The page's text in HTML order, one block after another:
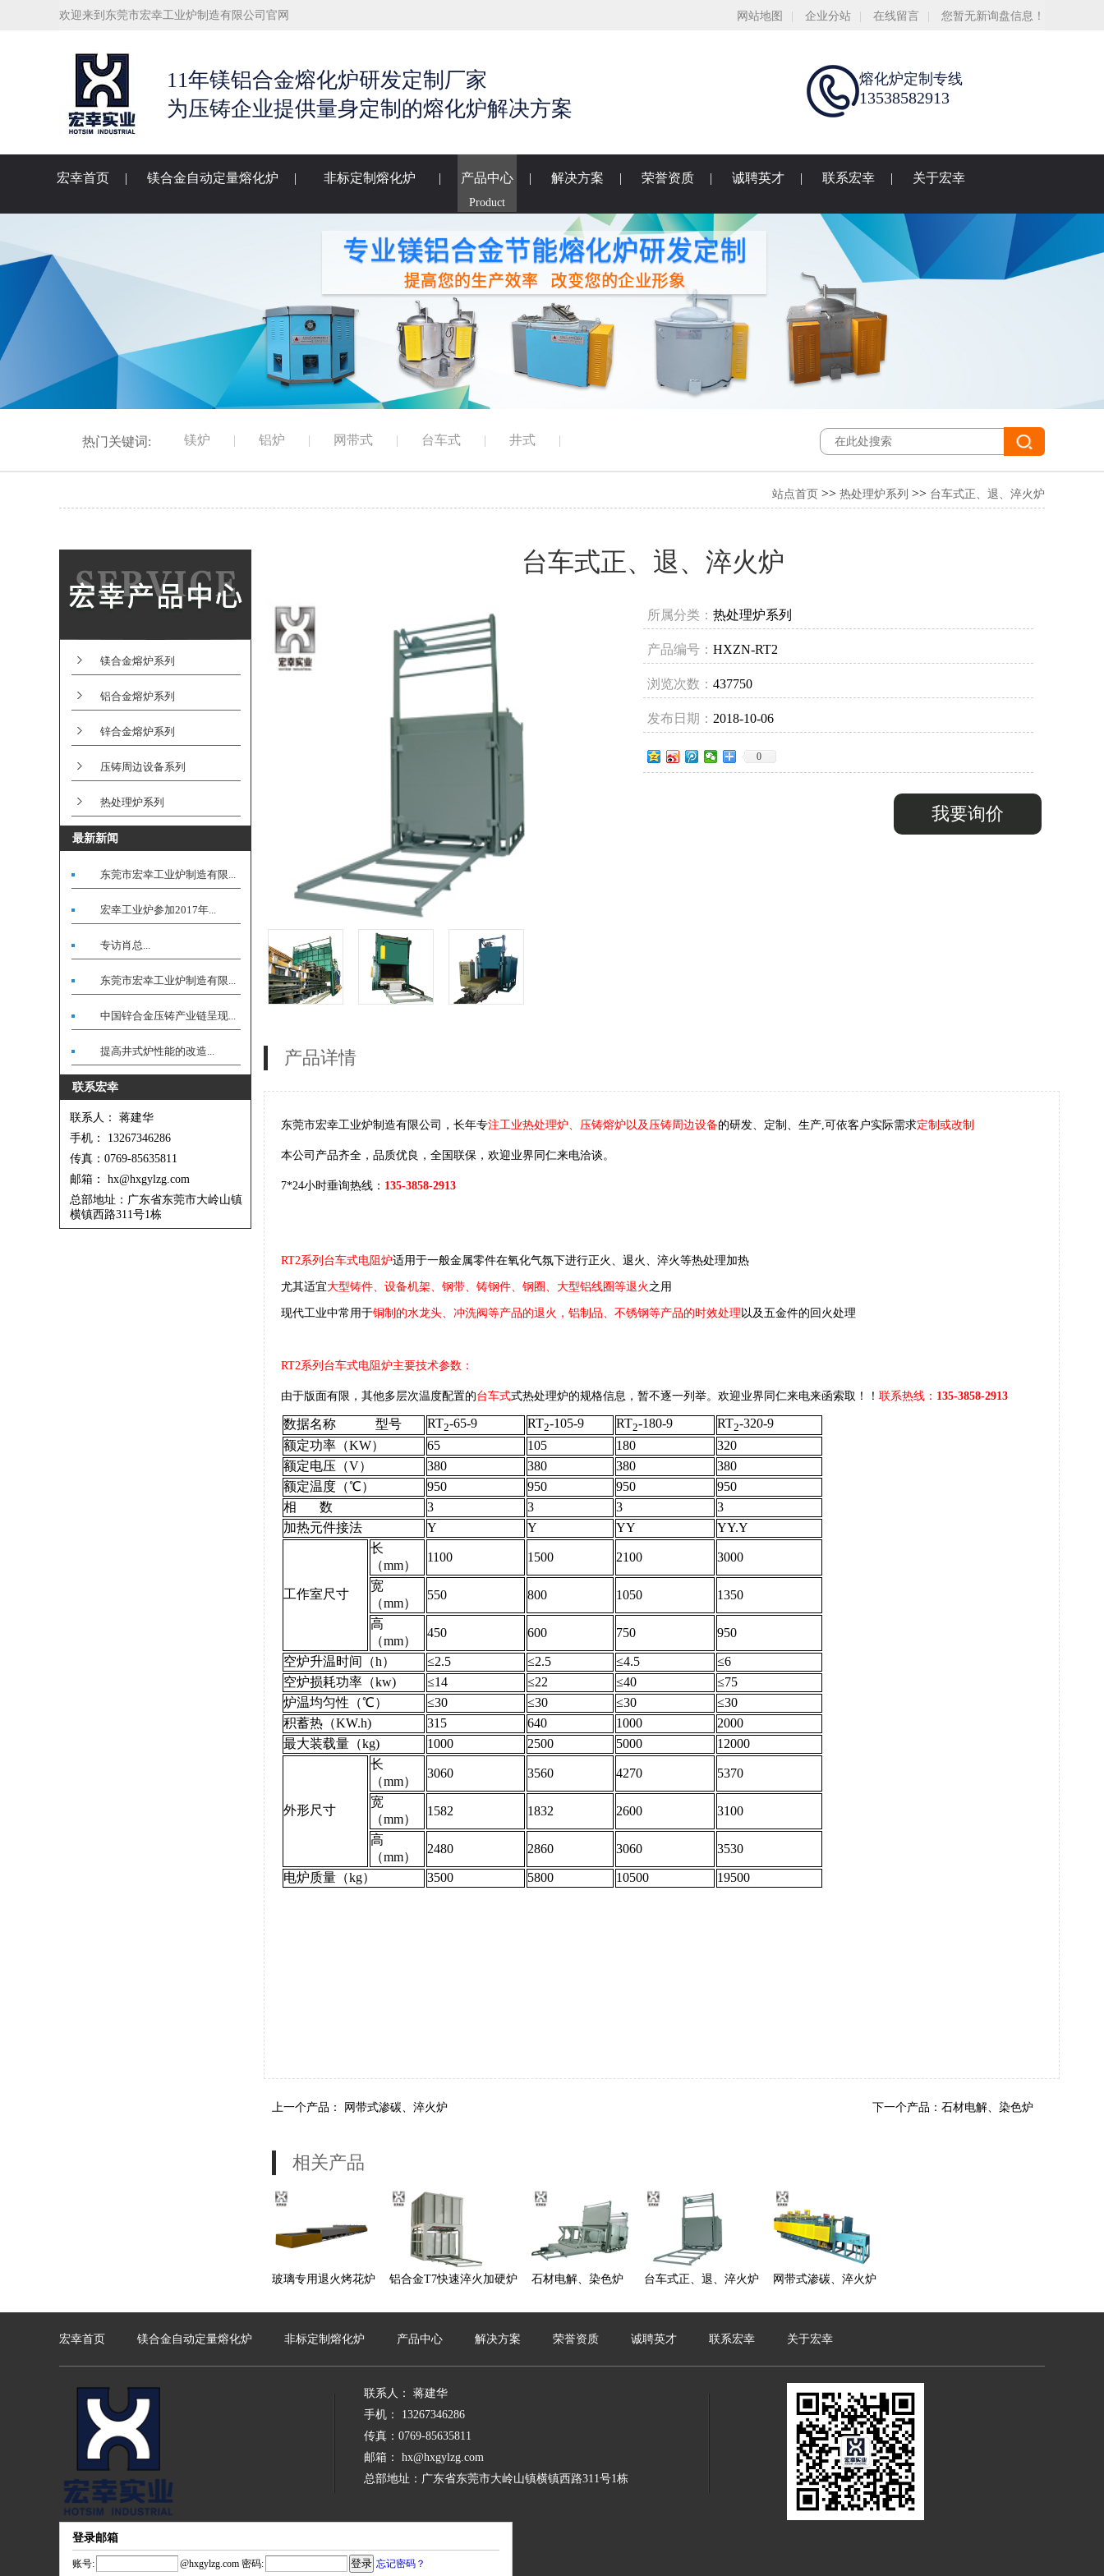
欢迎来到东莞市宏幸工业炉制造有限公司官网 网站地图 企业分站 在线留言 您暂无新询盘信息！
11年镁铝合金熔化炉研发定制厂家
为压铸企业提供量身定制的熔化炉解决方案
熔化炉定制专线
13538582913
宏幸首页 | 镁合金自动定量熔化炉 | 非标定制熔化炉 | 产品中心
Product
| 解决方案 | 荣誉资质 | 诚聘英才 | 联系宏幸 | 关于宏幸
热门关键词: 镁炉 | 铝炉 | 网带式 | 台车式 | 井式 |
站点首页 >> 热处理炉系列 >> 台车式正、退、淬火炉
镁合金熔炉系列
铝合金熔炉系列
锌合金熔炉系列
压铸周边设备系列
热处理炉系列
最新新闻
东莞市宏幸工业炉制造有限...
宏幸工业炉参加2017年...
专访肖总...
东莞市宏幸工业炉制造有限...
中国锌合金压铸产业链呈现...
提高井式炉性能的改造...
联系宏幸
联系人： 蒋建华
手机： 13267346286
传真：0769-85635811
邮箱： hx@hxgylzg.com
总部地址：广东省东莞市大岭山镇
横镇西路311号1栋
台车式正、退、淬火炉
所属分类： 热处理炉系列
产品编号： HXZN-RT2
浏览次数： 437750
发布日期： 2018-10-06
0
我要询价
产品详情
东莞市宏幸工业炉制造有限公司，长年专注工业热处理炉、压铸熔炉以及压铸周边设备的研发、定制、生产,可依客户实际需求定制或改制
本公司产品齐全，品质优良，全国联保，欢迎业界同仁来电洽谈。
7*24小时垂询热线： 135-3858-2913
RT2系列台车式电阻炉适用于一般金属零件在氧化气氛下进行正火、退火、淬火等热处理加热
尤其适宜大型铸件、设备机架、钢带、铸钢件、钢圈、大型铝线圈等退火 之用
现代工业中常用于铜制的水龙头、冲洗阀等产品的退火，铝制品、不锈钢等产品的时效处理以及五金件的回火处理
RT2系列台车式电阻炉主要技术参数：
由于版面有限，其他多层次温度配置的台车式式热处理炉的规格信息，暂不逐一列举。欢迎业界同仁来电来函索取！！ 联系热线： 135-3858-2913
数据名称 型号 RT2-65-9 RT2-105-9 RT2-180-9 RT2-320-9
额定功率（KW）
65 105 180
320
额定电压（V）
380 380 380
380
额定温度（℃）
950 950 950
950
相 数
3 3 3
3
加热元件接法
Y Y YY YY.Y
工作室尺寸
长
（mm）
1100 1500 2100 3000
宽
（mm）
550 800 1050 1350
高
（mm）
450 600 750 950
空炉升温时间（h） ≤2.5 ≤2.5 ≤4.5
≤6
空炉损耗功率（kw)
≤14 ≤22 ≤40
≤75
炉温均匀性（℃）
≤30 ≤30 ≤30
≤30
积蓄热（KW.h)
315 640 1000
2000
最大装载量（kg)
1000 2500 5000 12000
外形尺寸
长
（mm）
3060 3560 4270 5370
宽
（mm）
1582 1832 2600 3100
高
（mm）
2480 2860 3060 3530
电炉质量（kg） 3500 5800 10500 19500
上一个产品： 网带式渗碳、淬火炉 下一个产品： 石材电解、染色炉
相关产品
玻璃专用退火烤花炉 铝合金T7快速淬火加硬炉 石材电解、染色炉 台车式正、退、淬火炉 网带式渗碳、淬火炉
宏幸首页 镁合金自动定量熔化炉 非标定制熔化炉 产品中心 解决方案 荣誉资质 诚聘英才 联系宏幸 关于宏幸
联系人： 蒋建华
手机： 13267346286
传真：0769-85635811
邮箱： hx@hxgylzg.com
总部地址：广东省东莞市大岭山镇横镇西路311号1栋
登录邮箱
账号: @hxgylzg.com 密码: 忘记密码？